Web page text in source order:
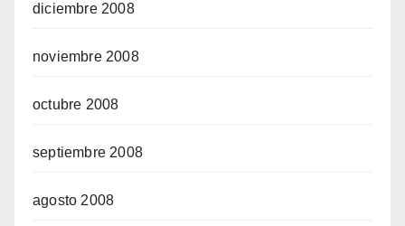
diciembre 2008
noviembre 2008
octubre 2008
septiembre 2008
agosto 2008